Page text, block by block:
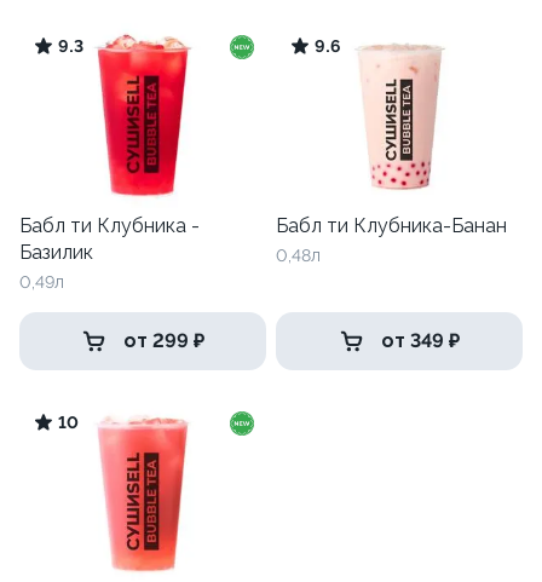
9.3
Бабл ти Клубника -
Базилик
0,49л
от 299 ₽
9.6
Бабл ти Клубника-Банан
0,48л
от 349 ₽
10